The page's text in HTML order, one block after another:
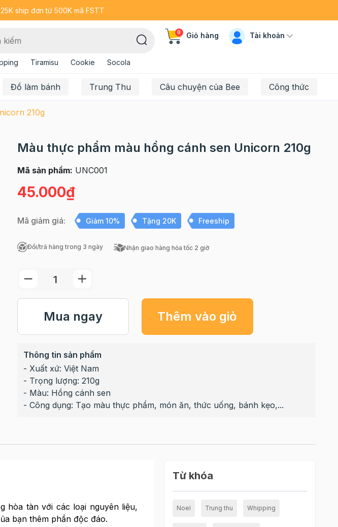
25K ship đơn từ 500K mã FSTT
Tiramisu Cookie Socola
0 Giỏ hàng Tài khoản
Đồ làm bánh Trung Thu Câu chuyện của Bee Công thức
210g
Màu thực phẩm màu hồng cánh sen Unicorn 210g
Mã sản phẩm: UNC001
45.000₫
Mã giảm giá: Giảm 10% Tặng 20K Freeship
Đổi/trả hàng trong 3 ngày Nhận giao hàng hỏa tốc 2 giờ
Mua ngay Thêm vào giỏ
Thông tin sản phẩm
- Xuất xứ: Việt Nam
- Trọng lượng: 210g
- Màu: Hồng cánh sen
- Công dụng: Tạo màu thực phẩm, món ăn, thức uống, bánh kẹo,...
hòa tàn với các loại nguyên liệu,
bạn thêm phần độc đáo.
Từ khóa
Noel Trung thu Whipping